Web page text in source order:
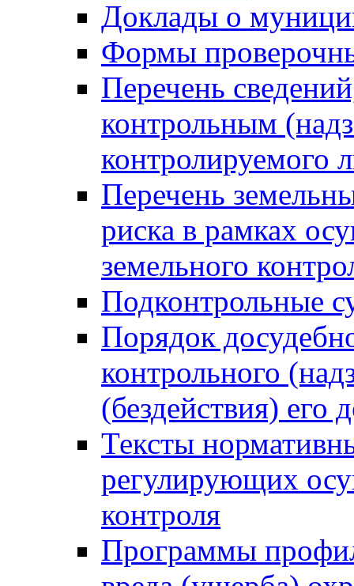
Доклады о
Формы
Перечень
контрольным
контролируемого
Перечень
риска в рамках
земельного
Подконтрольные
Порядок
контрольного
(бездействия)
Тексты
регулирующих
контроля
Программы